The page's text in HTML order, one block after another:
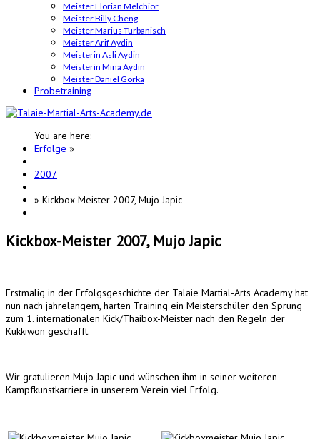
Meister Florian Melchior
Meister Billy Cheng
Meister Marius Turbanisch
Meister Arif Aydin
Meisterin Asli Aydin
Meisterin Mina Aydin
Meister Daniel Gorka
Probetraining
You are here:
Erfolge »
2007
» Kickbox-Meister 2007, Mujo Japic
Kickbox-Meister 2007, Mujo Japic
Erstmalig in der Erfolgsgeschichte der Talaie Martial-Arts Academy hat
nun nach jahrelangem, harten Training ein Meisterschüler den Sprung
zum 1. internationalen Kick/Thaibox-Meister nach den Regeln der
Kukkiwon geschafft.
Wir gratulieren Mujo Japic und wünschen ihm in seiner weiteren
Kampfkunstkarriere in unserem Verein viel Erfolg.